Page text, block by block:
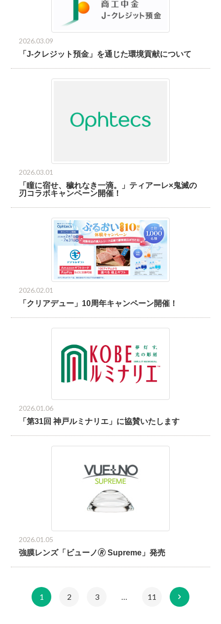
2026.03.09
「J-クレジット預金」を通じた環境貢献について
2026.03.01
「瞳に宿せ、穢れなき一滴。」ティアーレ×鬼滅の
刃コラボキャンペーン開催！
2026.02.01
「クリアデュー」10周年キャンペーン開催！
2026.01.06
「第31回 神戸ルミナリエ」に協賛いたします
2026.01.05
強膜レンズ「ビューノ🄬 Supreme」発売
1 2 3 11